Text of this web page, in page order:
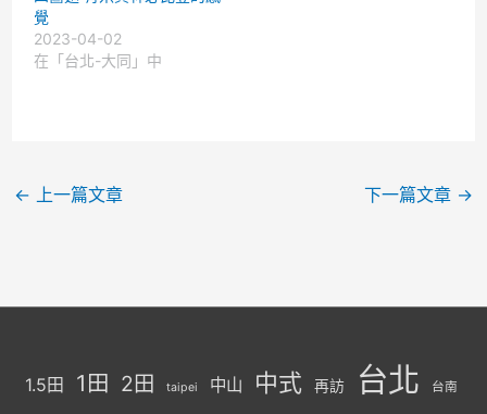
覺
2023-04-02
在「台北-大同」中
← 上一篇文章 下一篇文章 →
1.5田 1田 2田 taipei 中山 中式 再訪 台北 台南